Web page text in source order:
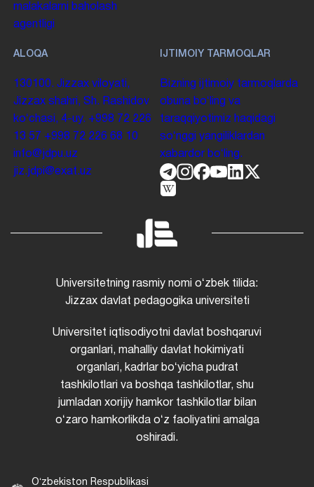
malakalarni baholash
agentligi
ALOQA
130100. Jizzax viloyati,
Jizzax shahri, Sh. Rashidov
koʻchasi, 4-uy. +998 72 226
13 57 +998 72 226 68 10
info@jdpu.uz
jiz.jdpi@exat.uz
IJTIMOIY TARMOQLAR
Bizning ijtimoiy tarmoqlarda
obuna boʻling va
taraqqiyotimiz haqidagi
soʻnggi yangiliklardan
xabardor boʻling.
Universitetning rasmiy nomi oʻzbek tilida:
Jizzax davlat pedagogika universiteti
Universitet iqtisodiyotni davlat boshqaruvi
organlari, mahalliy davlat hokimiyati
organlari, kadrlar boʻyicha pudrat
tashkilotlari va boshqa tashkilotlar, shu
jumladan xorijiy hamkor tashkilotlar bilan
oʻzaro hamkorlikda oʻz faoliyatini amalga
oshiradi.
Oʻzbekiston Respublikasi